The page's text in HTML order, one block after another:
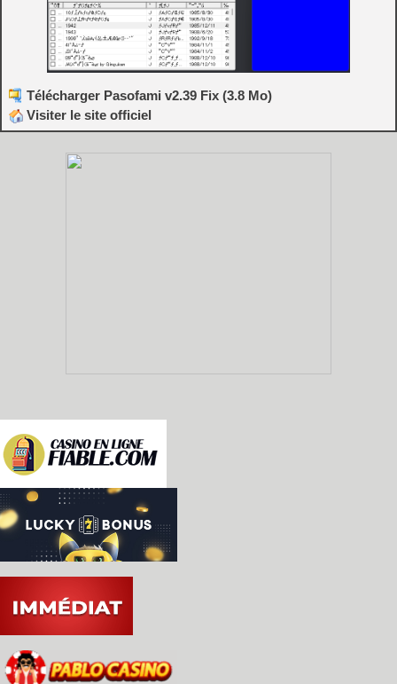
Télécharger Pasofami v2.39 Fix (3.8 Mo)
Visiter le site officiel